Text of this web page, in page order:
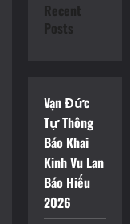
Recent
Posts
Vạn Đức
Tự Thông
Báo Khai
Kinh Vu Lan
Báo Hiếu
2026